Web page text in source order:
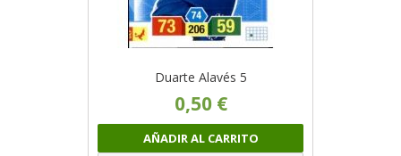
Duarte Alavés 5
0,50 €
AÑADIR AL CARRITO